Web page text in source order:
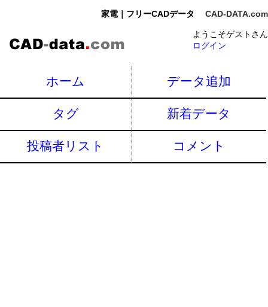
家電｜フリーCADデータ CAD-DATA.com
ようこそゲストさん
ログイン
ホーム データ追加
タグ 新着データ
投稿者リスト コメント